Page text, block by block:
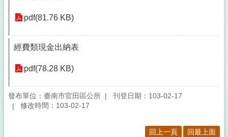
pdf(81.76 KB)
經費類現金出納表
pdf(78.28 KB)
發布單位：臺南市官田區公所
刊登日期：103-02-17
修改時間：103-02-17
回上一頁 回最上面